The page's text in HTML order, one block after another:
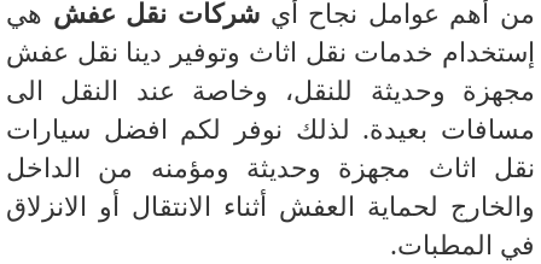
أهم عوامل نجاح أيشركات نقل عفشهي
خدمات نقل اثاث وتوفير دينا نقل عفش
وحديثة للنقل، وخاصة عند النقل الى
بعيدة. لذلك نوفر لكم افضل سيارات
اثاث مجهزة وحديثة ومؤمنه من الداخل
لحماية العفش أثناء الانتقال أو الانزلاق
المطبات.